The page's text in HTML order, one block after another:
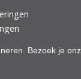
Bezoek je